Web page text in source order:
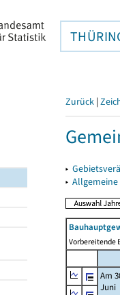
Zurück |
▸
▸
Vorbereitende
Am
Juni